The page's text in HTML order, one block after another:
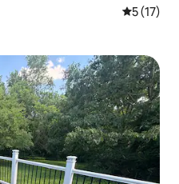
平均评分
5 (17)